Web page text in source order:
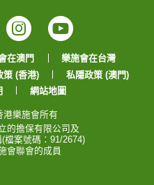
Instagram
YouTube
在澳門
樂施會在台灣
策 (香港)
私隱政策 (澳門)
網站地圖
樂施會所有
的擔保有限公司及
檔案號碼：91/2674)
會聯會的成員